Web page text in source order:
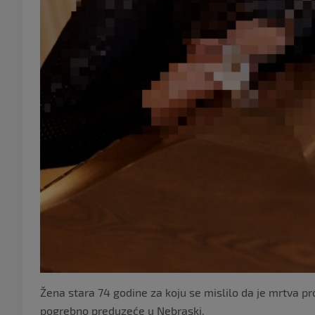
Žena stara 74 godine za koju se mislilo da je mrtva
pogrebno preduzeće u Nebraski.